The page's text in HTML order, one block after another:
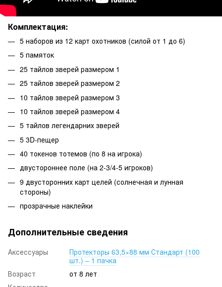
Комплектация:
5 наборов из 12 карт охотников (силой от 1 до 6)
5 памяток
25 тайлов зверей размером 1
25 тайлов зверей размером 2
10 тайлов зверей размером 3
10 тайлов зверей размером 4
5 тайлов легендарних зверей
5 3D-пещер
40 токенов тотемов (по 8 на игрока)
двустороннее поле (на 2-3/4-5 игроков)
9 двусторонних карт целей (солнечная и лунная
стороны)
прозрачные наклейки
Дополнительные сведения
Аксессуары
Протекторы 63,5×88 мм Стандарт (100
шт.) – 1 пачка
Возраст
от 8 лет